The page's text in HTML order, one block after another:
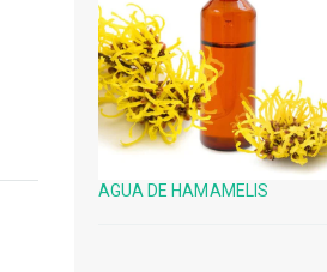
ENVASE ROLL-ON 50 g
AGUA DE HAMAMELIS